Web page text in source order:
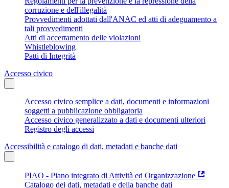
corruzione e dell'illegalità
Provvedimenti adottati dall'ANAC ed atti di adeguamento a
tali provvedimenti
Atti di accertamento delle violazioni
Whistleblowing
Patti di Integrità
Accesso civico
Accesso civico semplice a dati, documenti e informazioni
soggetti a pubblicazione obbligatoria
Accesso civico generalizzato a dati e documenti ulteriori
Registro degli accessi
Accessibilità e catalogo di dati, metadati e banche dati
PIAO - Piano integrato di Attività ed Organizzazione
Catalogo dei dati, metadati e della banche dati